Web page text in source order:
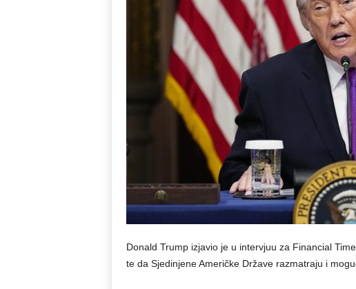
Donald Trump izjavio je u intervjuu za Financial
te da Sjedinjene Američke Države razmatraju i